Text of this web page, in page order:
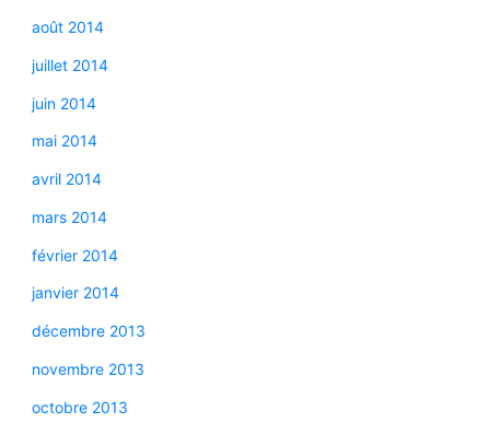
août 2014
juillet 2014
juin 2014
mai 2014
avril 2014
mars 2014
février 2014
janvier 2014
décembre 2013
novembre 2013
octobre 2013